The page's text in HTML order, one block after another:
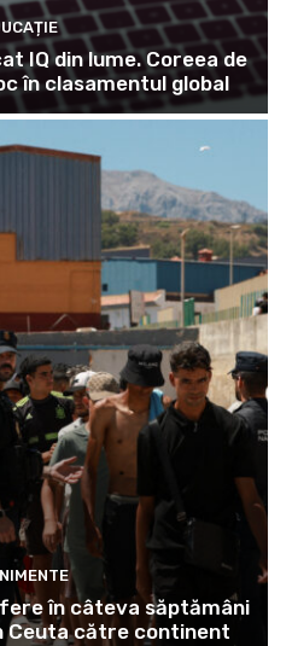
IQ din lume. Coreea de
în clasamentul global
în câteva săptămâni
Ceuta către continent